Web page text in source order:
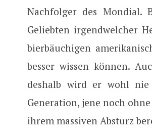
Nachfolger des Mondial.
Geliebten irgendwelcher
bierbäuchigen
besser wissen können.
deshalb wird er wohl nie
Generation, jene noch
ihrem massiven Absturz